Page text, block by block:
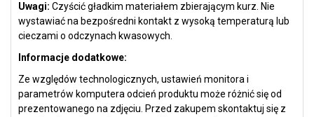
Uwagi: Czyścićgładkim materiałem zbierającym kurz. Nie
wystawiać na bezpośredni kontakt z wysoką temperaturą lub
cieczami o odczynach kwasowych.
Informacje dodatkowe:
Ze względów technologicznych, ustawień monitora i
parametrów komputera odcień produktu może różnić się od
prezentowanego na zdjęciu. Przed zakupem skontaktuj się z